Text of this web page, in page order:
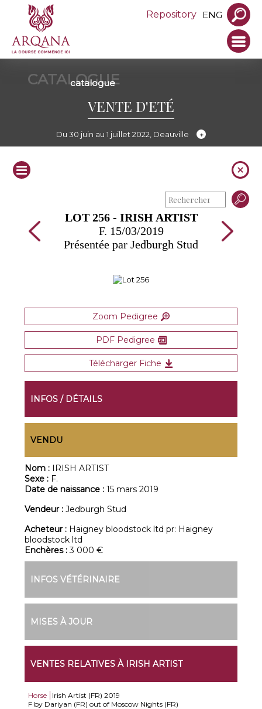
Repository ENG
CATALOGUE
catalogue
VENTE D'ETÉ
Du 30 juin au 1 juillet 2022, Deauville
LOT 256 - IRISH ARTIST
F. 15/03/2019
Présentée par Jedburgh Stud
Zoom Pedigree
PDF Pedigree
Télécharger Fiche
INFOS / DÉTAILS
VENDU
Nom : IRISH ARTIST
Sexe : F.
Date de naissance :15 mars 2019
Vendeur :Jedburgh Stud
Acheteur : Haigney bloodstock ltd pr: Haigney
bloodstock ltd
Enchères :3 000 €
INFOS VÉTÉRINAIRE
MISES À JOUR
VENTES RELATIVES À IRISH ARTIST
Horse Irish Artist (FR) 2019
F by Dariyan (FR) out of Moscow Nights (FR)